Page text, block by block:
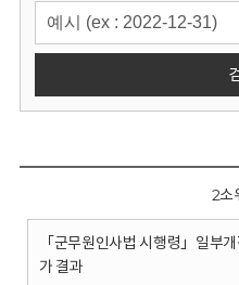
2소
「군무원인사법 시행령」일부
가 결과